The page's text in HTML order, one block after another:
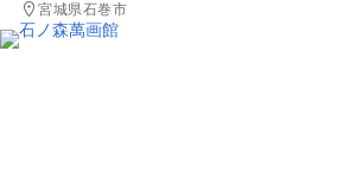
宮城県石巻市